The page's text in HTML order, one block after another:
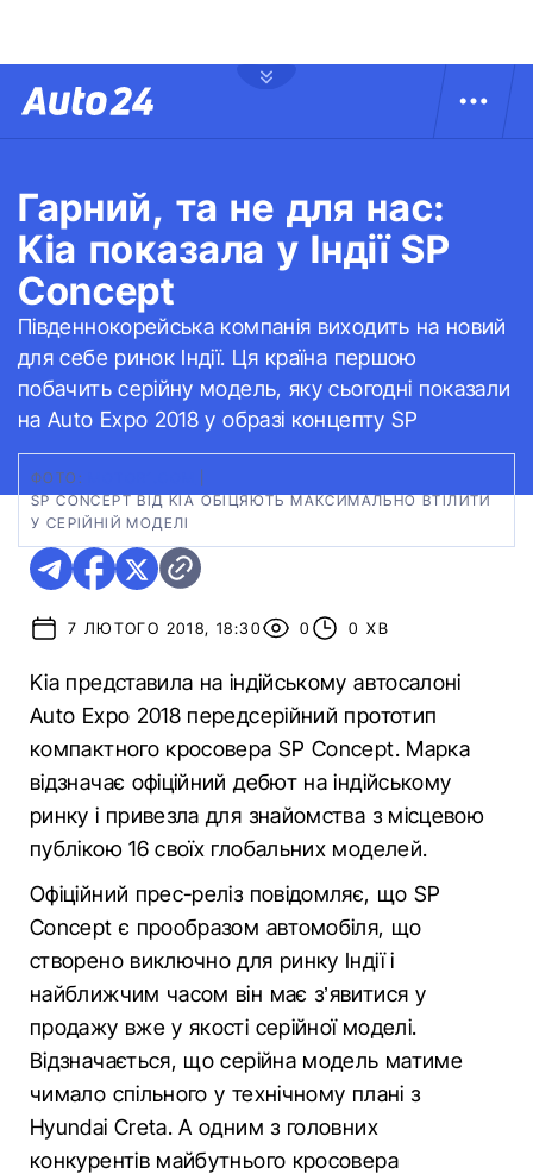
Гарний, та не для нас:
Kia показала у Індії SP
Concept
Південнокорейська компанія виходить на новий
для себе ринок Індії. Ця країна першою
побачить серійну модель, яку сьогодні показали
на Auto Expo 2018 у образі концепту SP
ФОТО:
SP CONCEPT ВІД KIA ОБІЦЯЮТЬ МАКСИМАЛЬНО ВТІЛИТИ
У СЕРІЙНІЙ МОДЕЛІ
7 ЛЮТОГО 2018, 18:30 0 0 ХВ
Kia представила на індійському автосалоні
Auto Expo 2018 передсерійний прототип
компактного кросовера SP Concept. Марка
відзначає офіційний дебют на індійському
ринку і привезла для знайомства з місцевою
публікою 16 своїх глобальних моделей.
Офіційний прес-реліз повідомляє, що SP
Concept є прообразом автомобіля, що
створено виключно для ринку Індії і
найближчим часом він має з’явитися у
продажу вже у якості серійної моделі.
Відзначається, що серійна модель матиме
чимало спільного у технічному плані з
Hyundai Creta. А одним з головних
конкурентів майбутнього кросовера